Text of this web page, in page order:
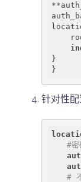
}
}
针对性配
#密
#